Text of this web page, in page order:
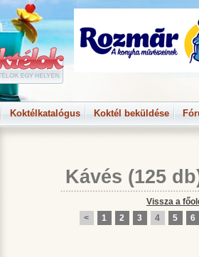
Koktélkatalógus Koktél beküldése
Kávés (125
Vissza a
<
1 2 3 4 5 6